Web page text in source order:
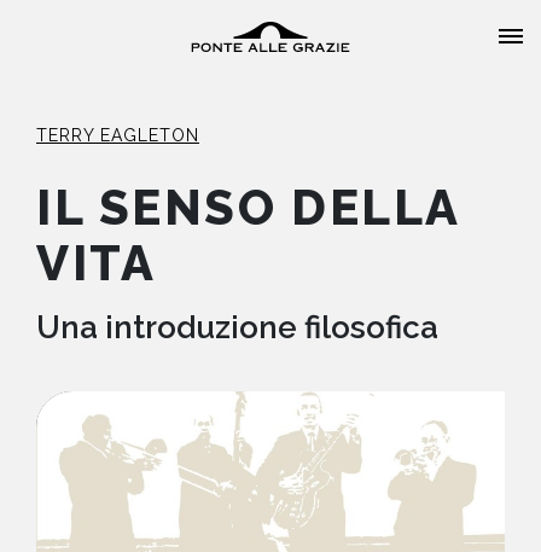
CHI SIAMO
CATALOGO
AUTORI
EVENTI
TERRY EAGLETON
IL SENSO DELLA
VITA
Una introduzione filosofica